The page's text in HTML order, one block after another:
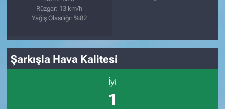
Rüzgar: 13 km/h
Yağış Olasılığı: %82
Şarkışla Hava Kalitesi
İyi
1